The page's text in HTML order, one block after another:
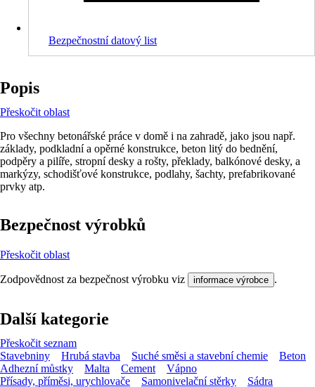
Bezpečnostní datový list
Popis
Přeskočit oblast
Pro všechny betonářské práce v domě i na zahradě, jako jsou např.
základy, podkladní a opěrné konstrukce, beton litý do bednění,
podpěry a pilíře, stropní desky a rošty, překlady, balkónové desky, a
markýzy, schodišťové konstrukce, podlahy, šachty, prefabrikované
prvky atp.
Bezpečnost výrobků
Přeskočit oblast
Zodpovědnost za bezpečnost výrobku viz informace výrobce .
Další kategorie
Přeskočit seznam
Stavebniny
Hrubá stavba Suché směsi a stavební chemie
Beton
Adhezní můstky
Malta Cement
Vápno
Přísady, příměsi, urychlovače
Samonivelační stěrky
Sádra